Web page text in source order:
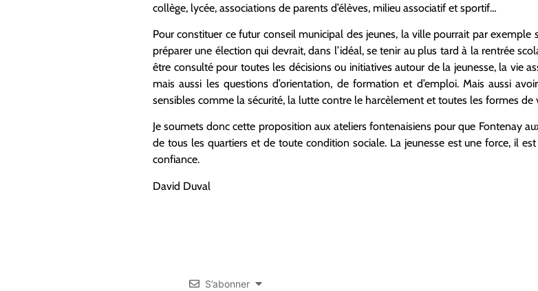
collège, lycée, associations de parents d’élèves, milieu associatif et sportif…
Pour constituer ce futur conseil municipal des jeunes, la ville pourrait par exemple
préparer une élection qui devrait, dans l’idéal, se tenir au plus tard à la rentrée
être consulté pour toutes les décisions ou initiatives autour de la jeunesse, la vie
mais aussi les questions d’orientation, de formation et d’emploi. Mais aussi
sensibles comme la sécurité, la lutte contre le harcèlement et toutes les formes de
Je soumets donc cette proposition aux ateliers fontenaisiens pour que Fontenay
de tous les quartiers et de toute condition sociale. La jeunesse est une force, il
confiance.
David Duval
S’abonner